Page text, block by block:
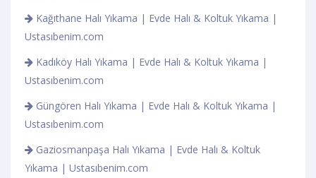
Kağıthane Halı Yıkama | Evde Halı & Koltuk Yıkama |
Ustasıbenim.com
Kadıköy Halı Yıkama | Evde Halı & Koltuk Yıkama |
Ustasıbenim.com
Güngören Halı Yıkama | Evde Halı & Koltuk Yıkama |
Ustasıbenim.com
Gaziosmanpaşa Halı Yıkama | Evde Halı & Koltuk
Yıkama | Ustasıbenim.com